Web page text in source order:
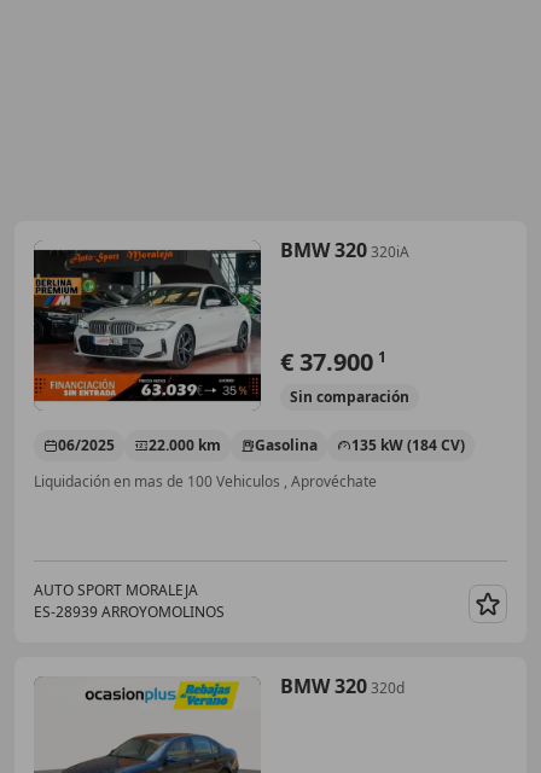
BMW 320320iA
€ 37.900 1
Sin comparación
06/2025 22.000 km Gasolina
135 kW (184 CV)
Liquidación en mas de 100 Vehiculos , Aprovéchate
AUTO SPORT MORALEJA
ES-28939 ARROYOMOLINOS
BMW 320320d